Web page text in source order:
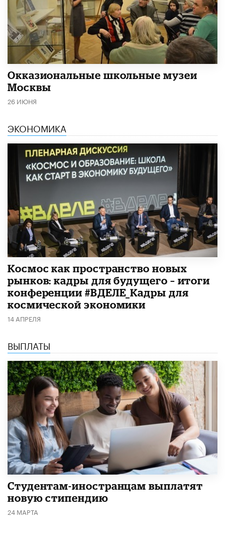
​Окказиональные школьные музеи
Москвы
26 ИЮНЯ
ЭКОНОМИКА
Космос как пространство новых
рынков: кадры для будущего – итоги
конференции #ВДЕЛЕ_Кадры для
космической экономики
14 АПРЕЛЯ
ВЫПЛАТЫ
Студентам-иностранцам выплатят
новую стипендию
24 МАРТА